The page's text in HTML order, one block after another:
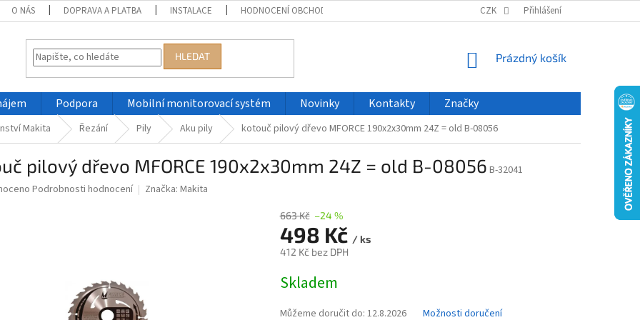
O NÁS DOPRAVA A PLATBA INSTALACE HODNOCENÍ OBCHODU VELKOOBCHOD ČASTO KLADENÉ DOTAZY
CZK Přihlášení
HLEDAT
NÁKUPNÍ
Prázdný košík
Podpora Mobilní monitorovací systém Novinky Kontakty Značky
Makita Řezání Pily Aku pily kotouč pilový dřevo MFORCE 190x2x30mm 24Z = old B-08056
pilový dřevo MFORCE 190x2x30mm 24Z = old B-08056 B-32041
Podrobnosti hodnocení Značka: Makita
663 Kč –24 %
498 Kč / ks
412 Kč bez DPH
cena:
Skladem
Můžeme doručit do: 12.8.2026 Možnosti doručení